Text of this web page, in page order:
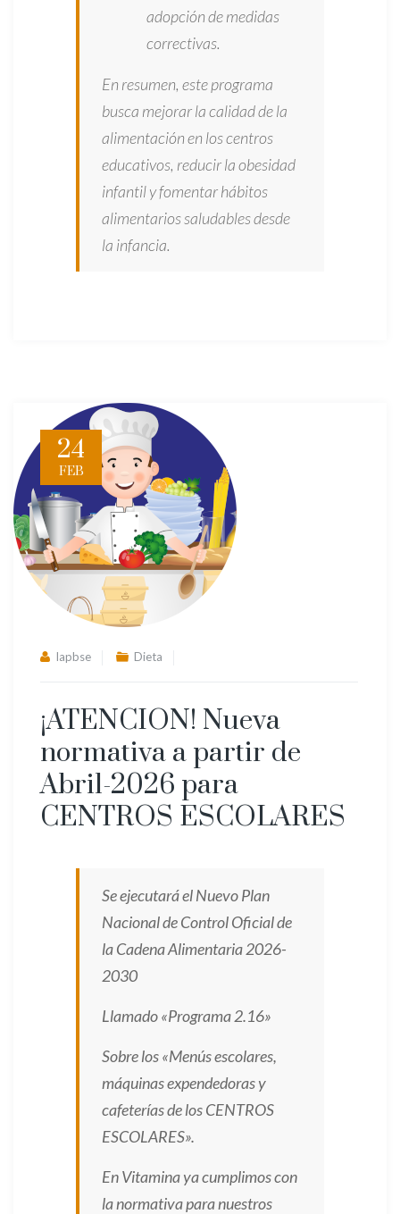
adopción de medidas
correctivas.
En resumen, este programa
busca mejorar la calidad de la
alimentación en los centros
educativos, reducir la obesidad
infantil y fomentar hábitos
alimentarios saludables desde
la infancia.
24
FEB
lapbse Dieta
¡ATENCION! Nueva
normativa a partir de
Abril-2026 para
CENTROS ESCOLARES
Se ejecutará el Nuevo Plan
Nacional de Control Oficial de
la Cadena Alimentaria 2026-
2030
Llamado «Programa 2.16»
Sobre los «Menús escolares,
máquinasexpendedoras y
cafeteríasde los CENTROS
ESCOLARES».
En Vitamina ya cumplimos con
la normativa para nuestros